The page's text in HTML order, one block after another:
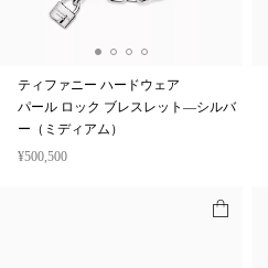
ティファニー ハードウェア
パール ロック ブレスレット—シルバ
ー（ミディアム）
¥500,500